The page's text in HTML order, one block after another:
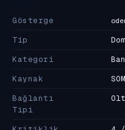
Gösterge
Tip
Kategori
Kaynak
Bağlantı
Tipi